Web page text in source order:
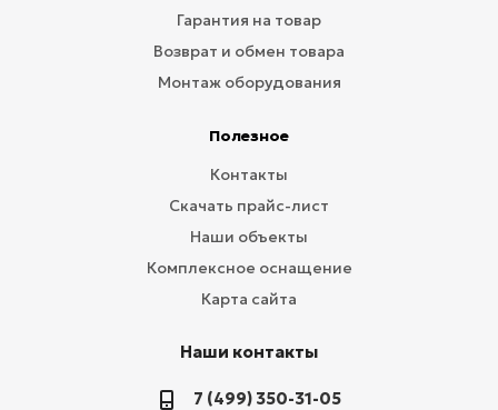
Гарантия на товар
Возврат и обмен товара
Монтаж оборудования
Полезное
Контакты
Скачать прайс-лист
Наши объекты
Комплексное оснащение
Карта сайта
Наши контакты
7 (499) 350-31-05